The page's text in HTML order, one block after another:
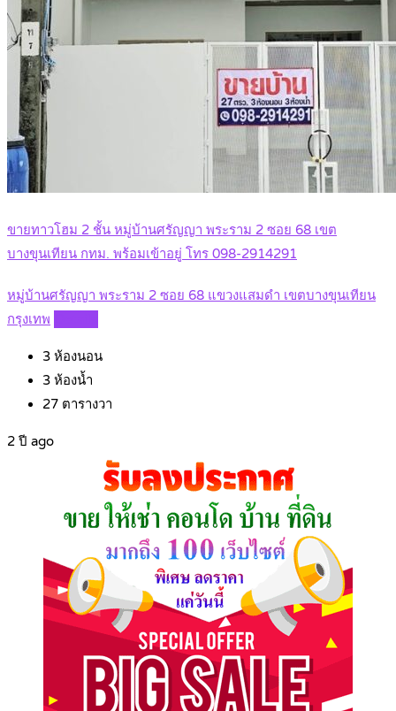
ขายทาวโฮม 2 ชั้น หมู่บ้านศรัญญา พระราม 2 ซอย 68 เขต
บางขุนเทียน กทม. พร้อมเข้าอยู่ โทร 098-2914291
หมู่บ้านศรัญญา พระราม 2 ซอย 68 แขวงแสมดำ เขตบางขุนเทียน
กรุงเทพ
3 ห้องนอน
3 ห้องน้ำ
27 ตารางวา
2 ปี ago